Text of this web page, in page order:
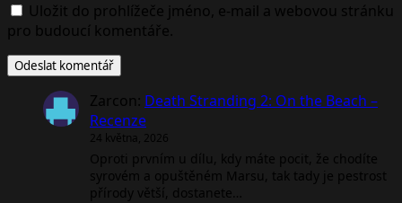
Uložit do prohlížeče jméno, e-mail a webovou stránku
pro budoucí komentáře.
Zarcon: Death Stranding 2: On the Beach –
Recenze
24 května, 2026
Oproti prvním u dílu, kdy máte pocit, že chodíte
syrovém a opuštěném Marsu, tak tady je pestrost
přírody větší, dostanete…